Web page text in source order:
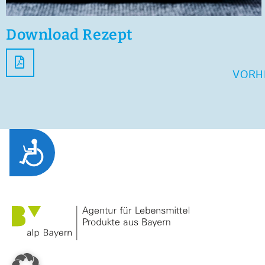
Zug&auml;nglichkeit
Download Rezept